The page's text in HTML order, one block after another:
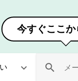
今すぐここか